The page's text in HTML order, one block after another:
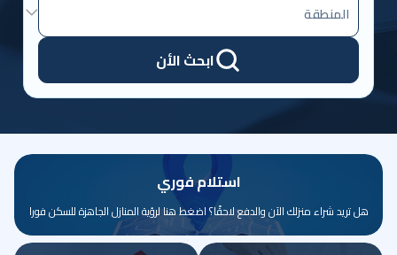
المنطقة
ابحث الأن
استلام فوري
هل تريد شراء منزلك الآن والدفع لاحقًا؟ اضغط هنا لرؤية المنازل الجاهزة للسكن فورا